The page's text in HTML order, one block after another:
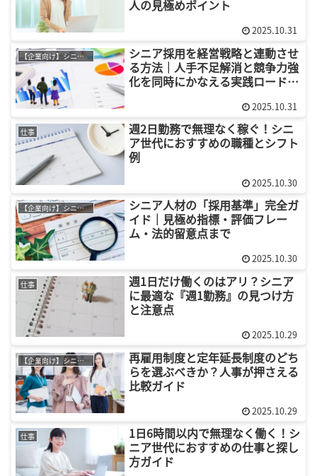
人の見極めポイント
2025.10.31
【企業向け】シニア採用
シニア採用を経営戦略と連動させ
る方法｜人手不足解消と競争力強
化を同時にかなえる実践ロードマ
2025.10.31
仕事
週2日勤務で無理なく稼ぐ！シニ
ア世代におすすめの職種とシフト
例
2025.10.30
【企業向け】シニア採用
シニア人材の「採用基準」完全ガ
イド｜見極め指標・評価フレー
ム・法的留意点まで
2025.10.30
仕事
週1日だけ働くのはアリ？シニア
に最適な『週1勤務』の見つけ方
と注意点
2025.10.29
【企業向け】シニア採用
再雇用制度と定年延長制度のどち
らを選ぶべきか？人事が押さえる
比較ガイド
2025.10.29
仕事
1日6時間以内で無理なく働く！シ
ニア世代におすすめの仕事と探し
方ガイド